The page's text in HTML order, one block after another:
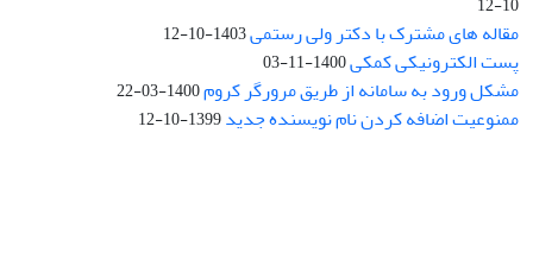
مقاله های مشترک با دکتر ولی رستمی1403-10-12
پست الکترونیکی کمکی1400-11-03
مشکل ورود به سامانه از طریق مرورگر کروم1400-03-22
ممنوعیت اضافه کردن نام نویسنده جدید1399-10-12